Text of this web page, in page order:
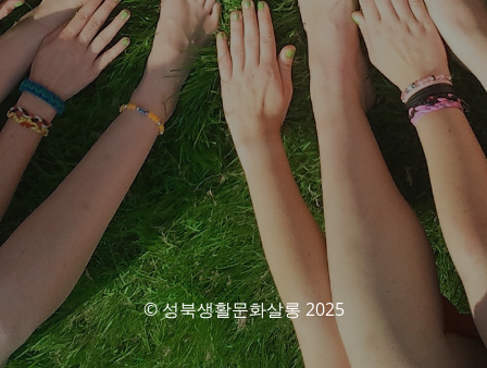
© 성북생활문화살롱 2025